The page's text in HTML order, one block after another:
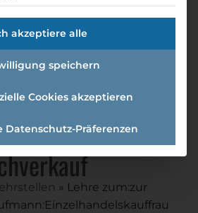
» Lehre zum:zur
akzeptiere alle
speichern
Cookies akzeptieren
Datenschutz-Präferenzen